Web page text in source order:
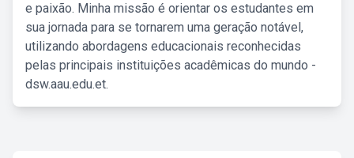
e paixão. Minha missão é orientar os estudantes em
sua jornada para se tornarem uma geração notável,
utilizando abordagens educacionais reconhecidas
pelas principais instituições acadêmicas do mundo -
dsw.aau.edu.et.